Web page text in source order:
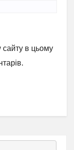
сайту в цьому